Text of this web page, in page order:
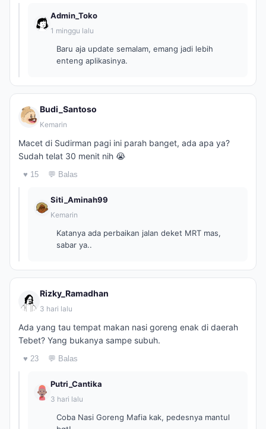
Admin_Toko
1 minggu lalu
Baru aja update semalam, emang jadi lebih
enteng aplikasinya.
Budi_Santoso
Kemarin
Macet di Sudirman pagi ini parah banget, ada apa ya?
Sudah telat 30 menit nih 😭
♥ 15 💬 Balas
Siti_Aminah99
Kemarin
Katanya ada perbaikan jalan deket MRT mas,
sabar ya..
Rizky_Ramadhan
3 hari lalu
Ada yang tau tempat makan nasi goreng enak di daerah
Tebet? Yang bukanya sampe subuh.
♥ 23 💬 Balas
Putri_Cantika
3 hari lalu
Coba Nasi Goreng Mafia kak, pedesnya mantul